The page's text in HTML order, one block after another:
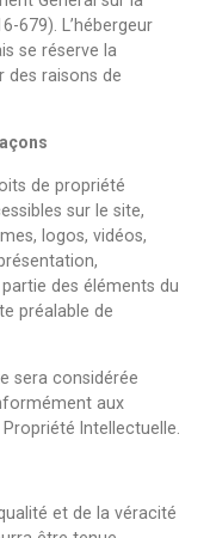
679). L’hébergeur
se réserve la
des raisons de
de propriété
sur le site,
logos, vidéos,
des éléments du
préalable de
sera considérée
aux
Intellectuelle.
et de la véracité